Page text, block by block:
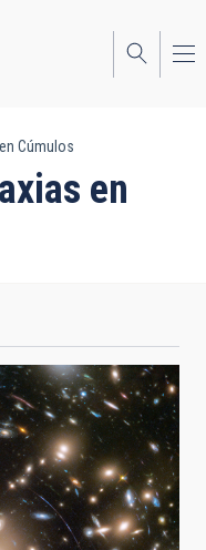
Cúmulos
en